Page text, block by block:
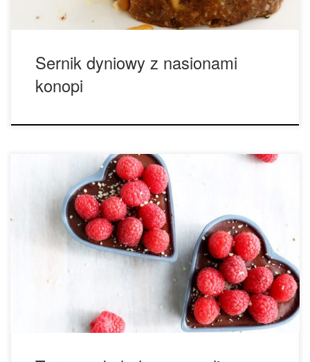
Sernik dyniowy z nasionami
konopi
Na 4 – 6 porcji: Składniki na spód: 1 1/4 szklanki mąki
migdałowej 1/4 szklanki łuskanych nasion konopi 1/4
szklanki kakao w proszku 1/4 szklanki roztopionego oleju
kokosowego (plus dodatkowy do wysmarowania foremek) 1
łyżka syropu klonowego 1 szczypta soli morskiej Składniki
na nadzienie: 1/2 szklanki mleka kokosowego 1 tabliczka